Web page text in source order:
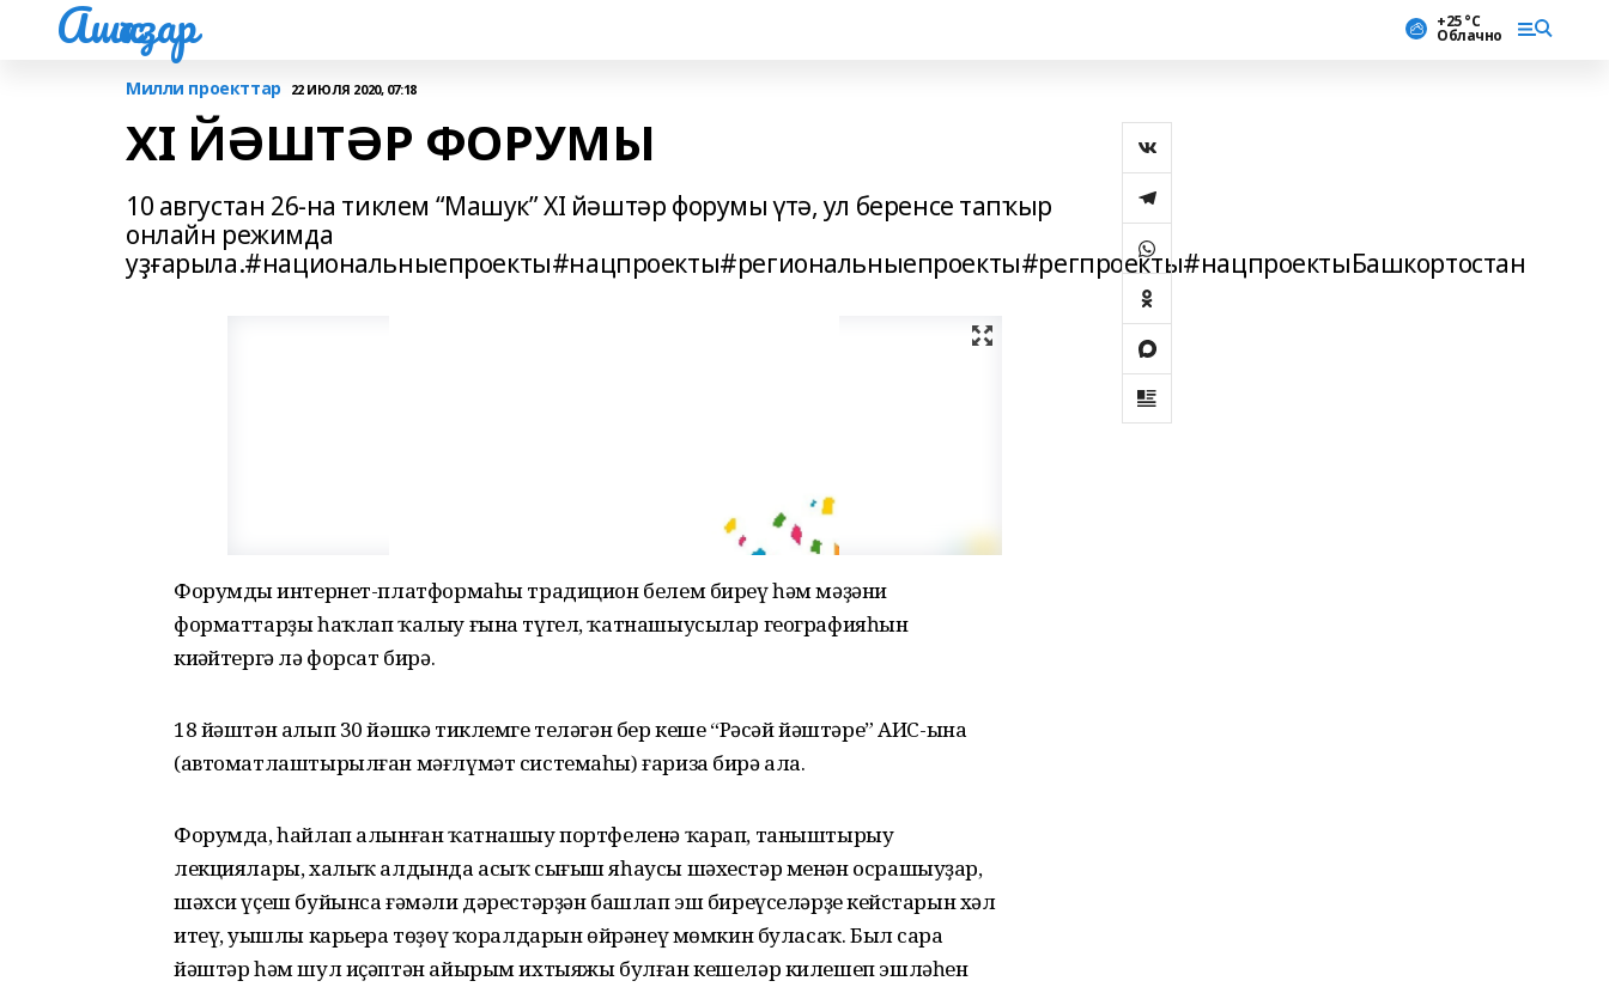
Ашҡаҙар +25 °С
Облачно
Милли проекттар 22 ИЮЛЯ 2020, 07:18
ХI ЙӘШТӘР ФОРУМЫ
10 августан 26-на тиклем “Машук” ХI йәштәр форумы үтә, ул беренсе тапҡыр
онлайн режимда
уҙғарыла.#национальныепроекты#нацпроекты#региональныепроекты#регпроекты#нацпроектыБашкортостан
Форумдың интернет-платформаһы традицион белем биреү һәм мәҙәни
форматтарҙы һаҡлап ҡалыу ғына түгел, ҡатнашыусылар географияһын
киңәйтергә лә форсат бирә.
18 йәштән алып 30 йәшкә тиклемге теләгән бер кеше “Рәсәй йәштәре” АИС-ына
(автоматлаштырылған мәғлүмәт системаһы) ғариза бирә ала.
Форумда, һайлап алынған ҡатнашыу портфеленә ҡарап, таныштырыу
лекциялары, халыҡ алдында асыҡ сығыш яһаусы шәхестәр менән осрашыуҙар,
шәхси үҫеш буйынса ғәмәли дәрестәрҙән башлап эш биреүселәрҙең кейстарын хәл
итеү, уңышлы карьера төҙөү ҡоралдарын өйрәнеү мөмкин буласаҡ. Был сара
йәштәр һәм шул иҫәптән айырым ихтыяжы булған кешеләр килешеп эшләһен